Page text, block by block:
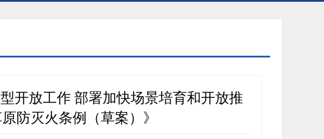
开放工作 部署加快场景培育和开放推
防灭火条例（草案）》